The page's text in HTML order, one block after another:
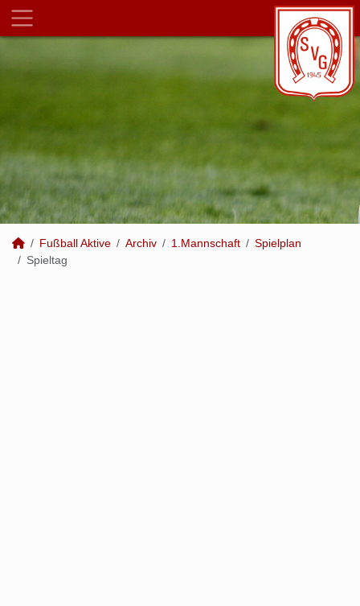
Fußball Aktive Archiv 1.Mannschaft
Spielplan
Spieltag